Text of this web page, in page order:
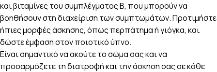
και βιταμίνες του συμπλέγματος Β, που μπορούν να
βοηθήσουν στη διαχείριση των συμπτωμάτων. Προτιμήστε
ήπιες μορφές άσκησης, όπως περπάτημα ή γιόγκα, και
δώστε έμφαση στον ποιοτικό ύπνο.
Είναι σημαντικό να ακούτε το σώμα σας και να
προσαρμόζετε τη διατροφή και την άσκηση σας σε κάθε